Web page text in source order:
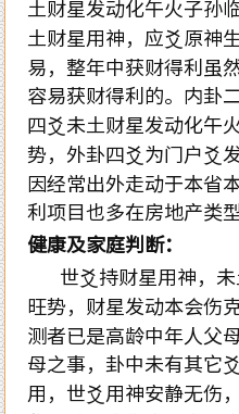
土财星发动化午火子孙
土财星用神，应爻原神
易，整年中获财得利虽
容易获财得利的。内卦
四爻未土财星发动化午
势，外卦四爻为门户爻
因经常出外走动于本省
利项目也多在房地产类型
健康及家庭判断：
世爻持财星用神，未
旺势，财星发动本会伤
测者已是高龄中年人父
母之事，卦中未有其它
用，世爻用神安静无伤